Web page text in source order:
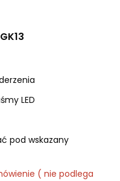
LED
pod wskazany
( nie podlega